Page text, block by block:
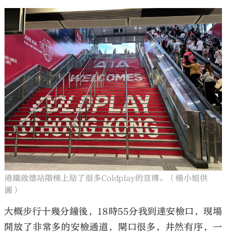
港鐵啟德站階梯上貼了很多Coldplay的宣傳。（楊小姐供
圖）
大概步行十幾分鐘後，18時55分我到達安檢口，現場
開放了非常多的安檢通道，閘口很多，井然有序，一